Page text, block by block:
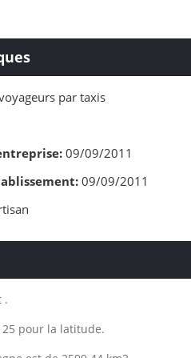
par taxis
09/09/2011
09/09/2011
.
pour la latitude.